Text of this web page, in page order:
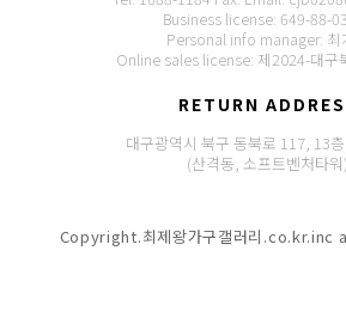
Business license: 649-88-
Personal info manager: 최
Online sales license: 제2024-대구
RETURN
대구광역시 북구 동북로 117, 13
(산격동, 소프트벤처타워)
Copyright.최제왕가구갤러리